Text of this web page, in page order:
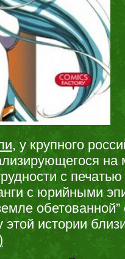
, у крупного
на
с
с юрийными
истории